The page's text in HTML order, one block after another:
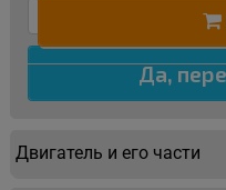
Двигатель и его части